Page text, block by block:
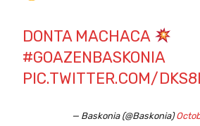
DONTA MACHACA
#GOAZENBASKONIA
PIC.TWITTER.COM/
— Baskonia (@Baskonia)